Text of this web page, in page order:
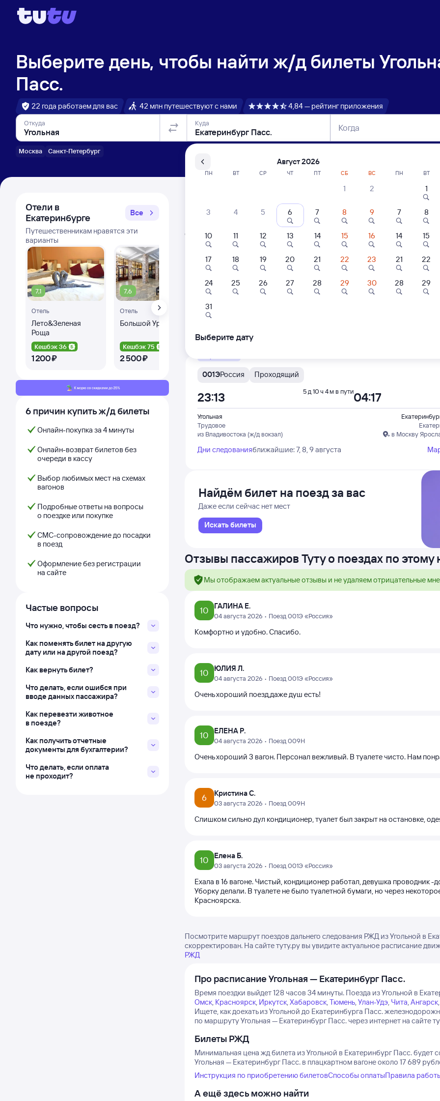
Выберите день, чтобы найти ж/д билеты
Пасс.
22 года работаем для вас 42 млн путешествуют с нами 4,84 — рейтинг приложения
Откуда
Москва Санкт-Петербург
Куда Когда
Отели в
Екатеринбурге
Все
Путешественникам нравятся эти
варианты
7,1
Отель
Лето&Зеленая
Роща
Кешбэк 36
1 ⁠200 ⁠₽
7,6
Отель
Большой Урал
Кешбэк 75
2 ⁠500 ⁠₽ 4 ⁠515 ⁠₽
8,8
6 причин купить ж/д билеты
Онлайн-покупка за 4 минуты
Онлайн-возврат билетов без
очереди в кассу
Выбор любимых мест на схемах
вагонов
Подробные ответы на вопросы
о поездке или покупке
СМС-сопровождение до посадки
в поезд
Оформление без регистрации
на сайте
Частые вопросы
Что нужно, чтобы сесть в поезд?
Как поменять билет на другую
дату или на другой поезд?
Как вернуть билет?
Что делать, если ошибся при
вводе данных пассажира?
Как перевезти животное
в поезде?
Как получить отчетные
документы для бухгалтерии?
Что делать, если оплата
не проходит?
Расписание поездов Угольная —
Расписание поездов Екатеринбург Пасс. — Угольная
Открыта продажа билетов на 4 ноября. Отправление и прибытие по местному
Самый быстрый
009Н Проходящий
Угольная
Трудовое
из Владивостока (ж/д вокзал)
14:28 16:33
Дни следованияближайшие: 7, 8, 9 августа
001ЭРоссия Проходящий
Угольная
Трудовое
из Владивостока (ж/д вокзал)
в Москву
23:13 04:17
5 д 10 ч 4 м в пути
Дни следованияближайшие: 7, 8, 9 августа
Найдём билет на поезд за вас
Даже если сейчас нет мест
Искать билеты
Отзывы пассажиров Туту о поездах по
Мы отображаем актуальные отзывы и не удаляем отрицательные
10 ГАЛИНА Е.
04 августа 2026 • Поезд 001Э «Россия»
Комфортно и удобно. Спасибо.
10 ЮЛИЯ Л.
04 августа 2026 • Поезд 001Э «Россия»
Очень хороший поезд,даже душ есть!
10 ЕЛЕНА Р.
04 августа 2026 • Поезд 009Н
Очень хороший 3 вагон. Персонал вежливый. В туалете чисто. Нам
6 Кристина С.
03 августа 2026 • Поезд 009Н
Слишком сильно дул кондиционер, туалет был закрыт на остановке,
10 Елена Б.
03 августа 2026 • Поезд 001Э «Россия»
Ехала в 16 вагоне. Чистый, кондиционер работал, девушка проводник -
Уборку делали. В туалете не было туалетной бумаги, но через
Красноярска.
Посмотрите маршрут поездов дальнего следования РЖД из Угольной в
скорректирован. На сайте туту.ру вы увидите актуальное расписание
РЖД
Про расписание Угольная — Екатеринбург Пасс.
Время поездки выйдет 128 часов 34 минуты. Поезда из Угольной в
Омск, Красноярск, Иркутск,Хабаровск,Тюмень,Улан-Удэ, Чита,Ангарск,
Ищете, как доехать из Угольной до Екатеринбурга Пасс.
по маршруту Угольная — Екатеринбург Пасс. через интернет на сайте
Билеты РЖД
Минимальная цена жд билета из Угольной в Екатеринбург Пасс. будет
Угольная — Екатеринбург Пасс. в плацкартном вагоне около 17 689
Инструкция по приобретению билетовСпособы оплатыПравила
А ещё здесь можно найти
Август 2026
ПН ВТ СР ЧТ ПТ СБ ВС
1 2
3 4 5 6 7 8 9
10 11 12 13 14 15 16
17 18 19 20 21 22 23
24 25 26 27 28 29 30
31
ПН ВТ
1
7 8
14 15
21 22
28 29
Выберите дату